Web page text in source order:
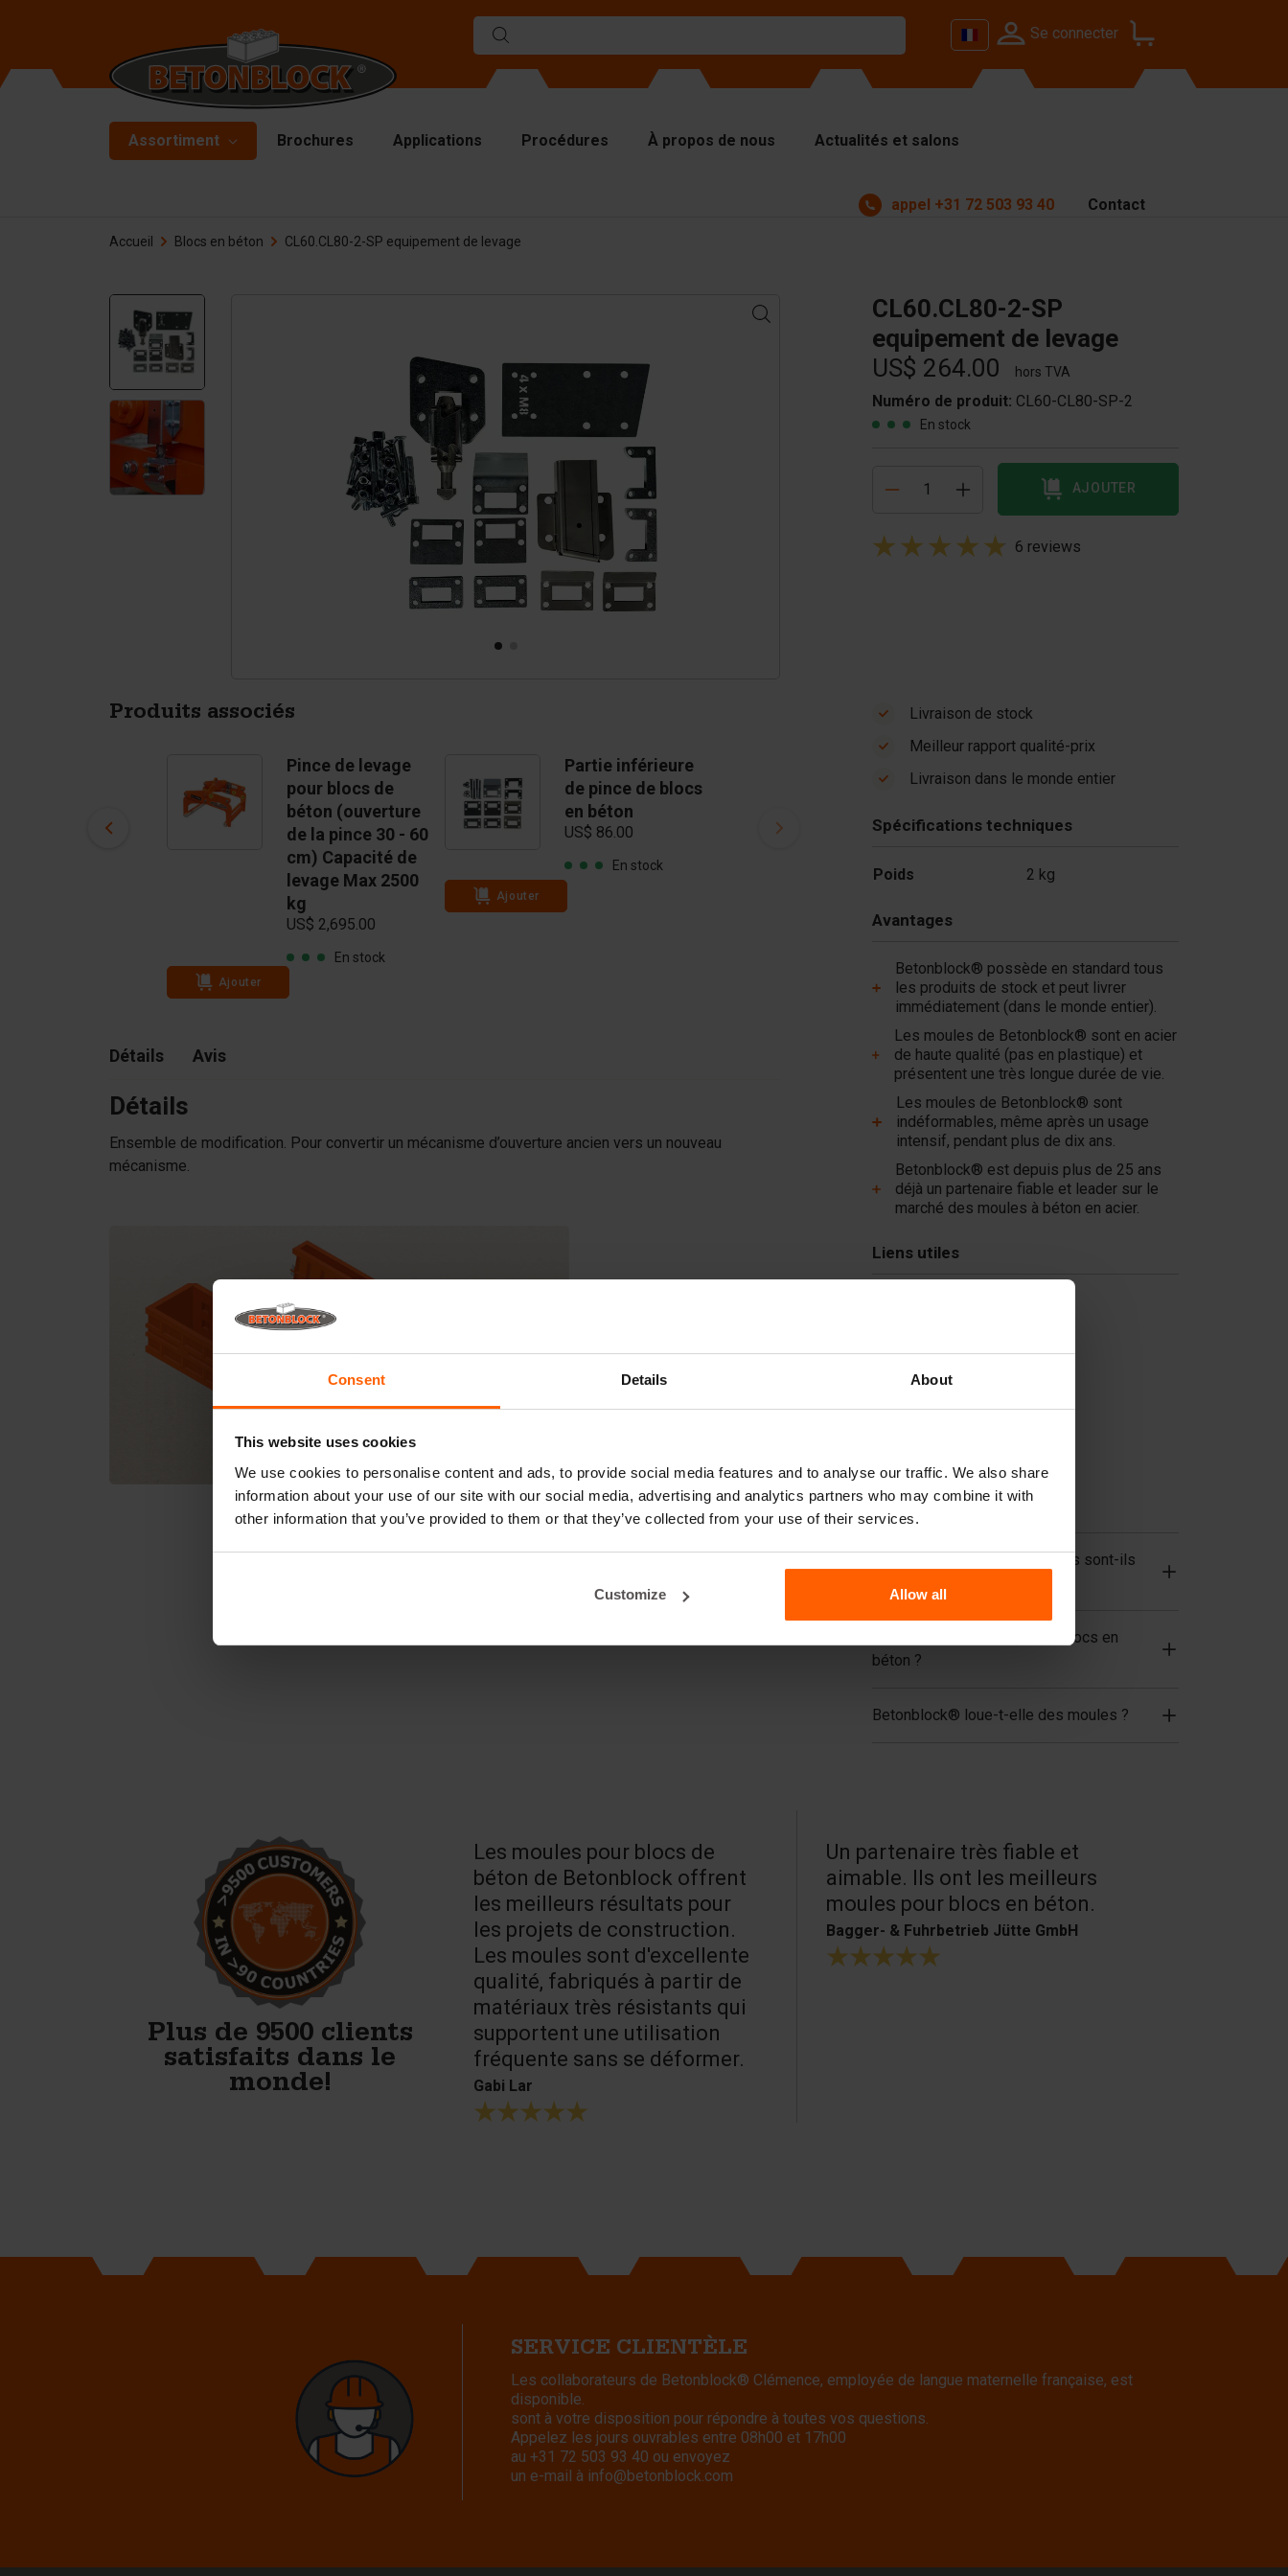
Consent Details About
This website uses cookies
We use cookies to personalise content and ads, to provide social media features and to analyse our traffic. We also share
information about your use of our site with our social media, advertising and analytics partners who may combine it with
other information that you’ve provided to them or that they’ve collected from your use of their services.
Customize Allow all
Se connecter
Assortiment
Pack de Démarrage
Formliners
Barrières
Dalle en béton
Murs de soutènement
Tétrapodes
Pigments
Murs de séparations
Accessoires
Des pièces de rechange
Brochures Applications Procédures À propos de nous Actualités et salons
appel +31 72 503 93 40 Contact
Accueil Blocs en béton CL60.CL80-2-SP equipement de levage
CL60.CL80-2-SP
equipement de levage
US$ 264.00
hors TVA
Numéro de produit: CL60-CL80-SP-2
En stock
AJOUTER
6 reviews
Produits associés
de la pince 40 - 80
Pince de levage
pour blocs de
béton (ouverture
de la pince 30 - 60
cm) Capacité de
levage Max 2500
kg
US$ 2,695.00
En stock
Ajouter
Partie inférieure
de pince de blocs
en béton
US$ 86.00
En stock
Ajouter
Détails Avis
Détails
Ensemble de modification. Pour convertir un mécanisme d’ouverture ancien vers un nouveau
mécanisme.
Livraison de stock
Meilleur rapport qualité-prix
Livraison dans le monde entier
Spécifications techniques
Poids 2 kg
Avantages
Betonblock® possède en standard tous
les produits de stock et peut livrer
immédiatement (dans le monde entier).
Les moules de Betonblock® sont en acier
de haute qualité (pas en plastique) et
présentent une très longue durée de vie.
Les moules de Betonblock® sont
indéformables, même après un usage
intensif, pendant plus de dix ans.
Betonblock® est depuis plus de 25 ans
déjà un partenaire fiable et leader sur le
marché des moules à béton en acier.
Liens utiles
Dispositifs de levage
FAQ
De quels matériaux les moules sont-ils
Betonblock® vend-elle des blocs en
béton ?
Betonblock® loue-t-elle des moules ?
Plus de 9500 clients
satisfaits dans le
monde!
Nous commençons la
production de blocs en béton.
Avec les moules de
Betonblock, nous avons tout
ce qu’il faut pour bien
Les moules pour blocs de
béton de Betonblock offrent
les meilleurs résultats pour
les projets de construction.
Les moules sont d'excellente
qualité, fabriqués à partir de
matériaux très résistants qui
supportent une utilisation
fréquente sans se déformer.
Gabi Lar
Un partenaire très fiable et
aimable. Ils ont les meilleurs
moules pour blocs en béton.
Bagger- & Fuhrbetrieb Jütte GmbH
SERVICE CLIENTÈLE
Les collaborateurs de Betonblock® Clémence, employée de langue maternelle française, est
disponible.
sont à votre disposition pour répondre à toutes vos questions.
Appelez les jours ouvrables entre 08h00 et 17h00
au +31 72 503 93 40 ou envoyez
un e-mail à info@betonblock.com